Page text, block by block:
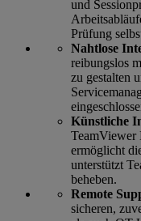
und
Prüfung
Nahtlose
reibungslos
zu gestalten
Künstliche
TeamViewer
ermöglicht
unterstützt
beheben.
Remote
sicheren,